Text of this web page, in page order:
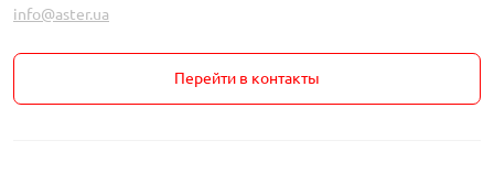
info@aster.ua
Перейти в контакты